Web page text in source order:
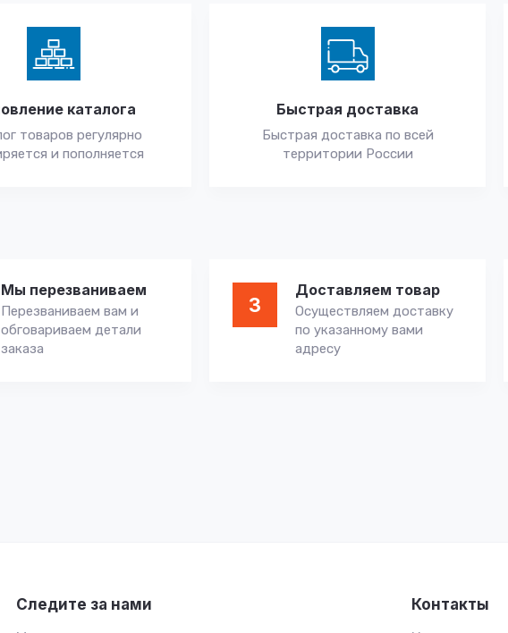
каталога
товаров регулярно
и пополняется
Быстрая доставка
Быстрая доставка по всей
территории России
Мы перезваниваем
Перезваниваем вам и
обговариваем детали
заказа
3
Доставляем товар
Осуществляем доставку
по указанному вами
адресу
Следите за нами Контакты